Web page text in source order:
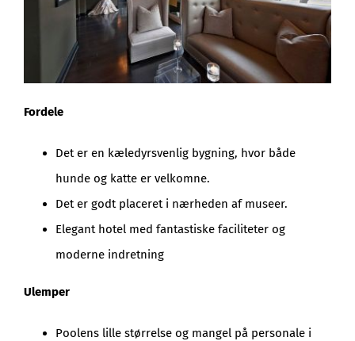
Fordele
Det er en kæledyrsvenlig bygning, hvor både
hunde og katte er velkomne.
Det er godt placeret i nærheden af museer.
Elegant hotel med fantastiske faciliteter og
moderne indretning
Ulemper
Poolens lille størrelse og mangel på personale i